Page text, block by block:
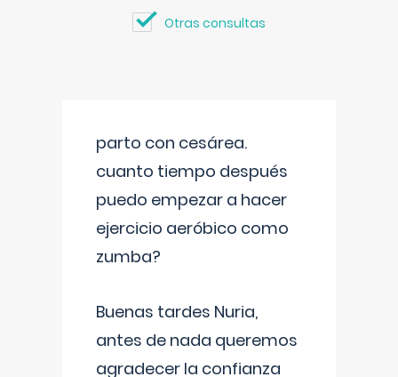
Otras consultas
parto con cesárea.
cuanto tiempo después
puedo empezar a hacer
ejercicio aeróbico como
zumba?
Buenas tardes Nuria,
antes de nada queremos
agradecer la confianza